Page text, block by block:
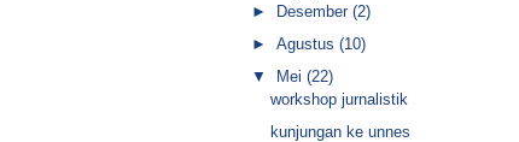
►
Desember (2)
► Agustus (10)
▼
Mei (22)
workshop jurnalistik
kunjungan ke unnes